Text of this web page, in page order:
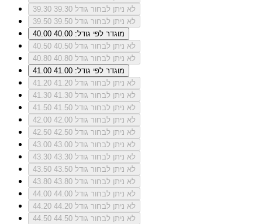
39.30
לא ניתן לבחור גודל 39.30
39.50
לא ניתן לבחור גודל 39.50
40.00
מוגדר לפי גודל: 40.00
40.50
לא ניתן לבחור גודל 40.50
40.80
לא ניתן לבחור גודל 40.80
41.00
מוגדר לפי גודל: 41.00
41.20
לא ניתן לבחור גודל 41.20
41.30
לא ניתן לבחור גודל 41.30
41.50
לא ניתן לבחור גודל 41.50
42.00
לא ניתן לבחור גודל 42.00
42.50
לא ניתן לבחור גודל 42.50
43.00
לא ניתן לבחור גודל 43.00
43.30
לא ניתן לבחור גודל 43.30
43.50
לא ניתן לבחור גודל 43.50
43.80
לא ניתן לבחור גודל 43.80
44.00
לא ניתן לבחור גודל 44.00
44.20
לא ניתן לבחור גודל 44.20
44.50
לא ניתן לבחור גודל 44.50